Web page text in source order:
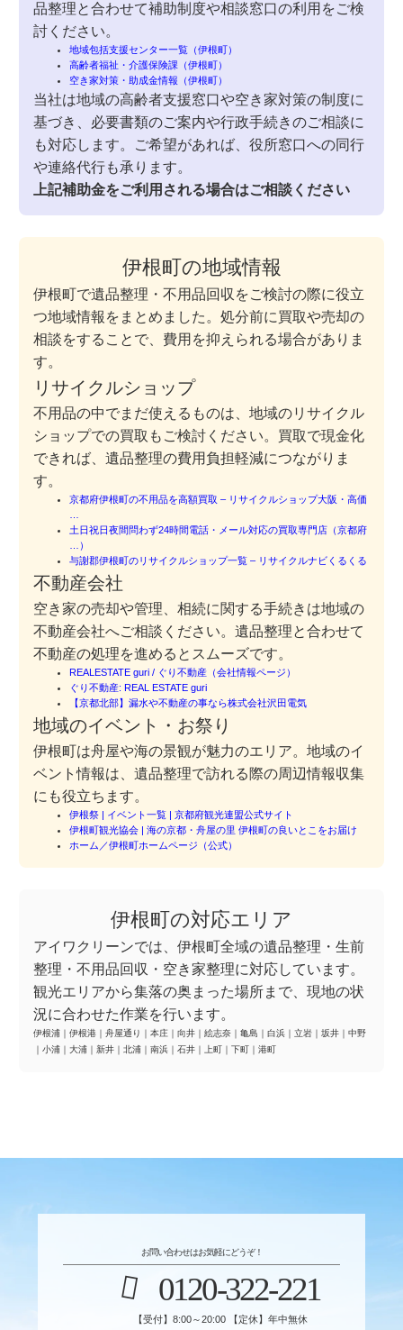
品整理と合わせて補助制度や相談窓口の利用をご検
討ください。
地域包括支援センター一覧（伊根町）
高齢者福祉・介護保険課（伊根町）
空き家対策・助成金情報（伊根町）
当社は地域の高齢者支援窓口や空き家対策の制度に
基づき、必要書類のご案内や行政手続きのご相談に
も対応します。ご希望があれば、役所窓口への同行
や連絡代行も承ります。
上記補助金をご利用される場合はご相談ください
伊根町の地域情報
伊根町で遺品整理・不用品回収をご検討の際に役立
つ地域情報をまとめました。処分前に買取や売却の
相談をすることで、費用を抑えられる場合がありま
す。
リサイクルショップ
不用品の中でまだ使えるものは、地域のリサイクル
ショップでの買取もご検討ください。買取で現金化
できれば、遺品整理の費用負担軽減につながりま
す。
京都府伊根町の不用品を高額買取 – リサイクルショップ大阪・高価
土日祝日夜間問わず24時間電話・メール対応の買取専門店（京都府
…）
与謝郡伊根町のリサイクルショップ一覧 – リサイクルナビくるくる
不動産会社
空き家の売却や管理、相続に関する手続きは地域の
不動産会社へご相談ください。遺品整理と合わせて
不動産の処理を進めるとスムーズです。
REALESTATE guri / ぐり不動産（会社情報ページ）
ぐり不動産: REAL ESTATE guri
【京都北部】漏水や不動産の事なら株式会社沢田電気
地域のイベント・お祭り
伊根町は舟屋や海の景観が魅力のエリア。地域のイ
ベント情報は、遺品整理で訪れる際の周辺情報収集
にも役立ちます。
伊根祭 | イベント一覧 | 京都府観光連盟公式サイト
伊根町観光協会 | 海の京都・舟屋の里 伊根町の良いとこをお届け
ホーム／伊根町ホームページ（公式）
伊根町の対応エリア
アイワクリーンでは、伊根町全域の遺品整理・生前
整理・不用品回収・空き家整理に対応しています。
観光エリアから集落の奥まった場所まで、現地の状
況に合わせた作業を行います。
伊根浦 ｜ 伊根港 ｜ 舟屋通り ｜ 本庄 ｜ 向井 ｜ 絵志奈 ｜ 亀島 ｜ 白浜 ｜ 立岩 ｜ 坂井 ｜ 中野
｜ 小浦 ｜ 大浦 ｜ 新井 ｜ 北浦 ｜ 南浜 ｜ 石井 ｜ 上町 ｜ 下町 ｜ 港町
お問い合わせはお気軽にどうぞ！
0120-322-221
【受付】8:00～20:00 【定休】年中無休